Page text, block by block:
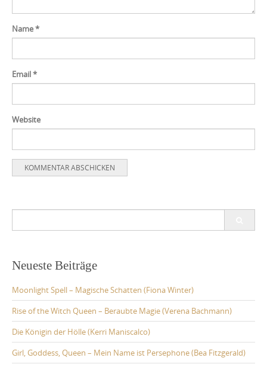
Name*
Email*
Website
Neueste Beiträge
Moonlight Spell – Magische Schatten (Fiona Winter)
Rise of the Witch Queen – Beraubte Magie (Verena Bachmann)
Die Königin der Hölle (Kerri Maniscalco)
Girl, Goddess, Queen – Mein Name ist Persephone (Bea Fitzgerald)